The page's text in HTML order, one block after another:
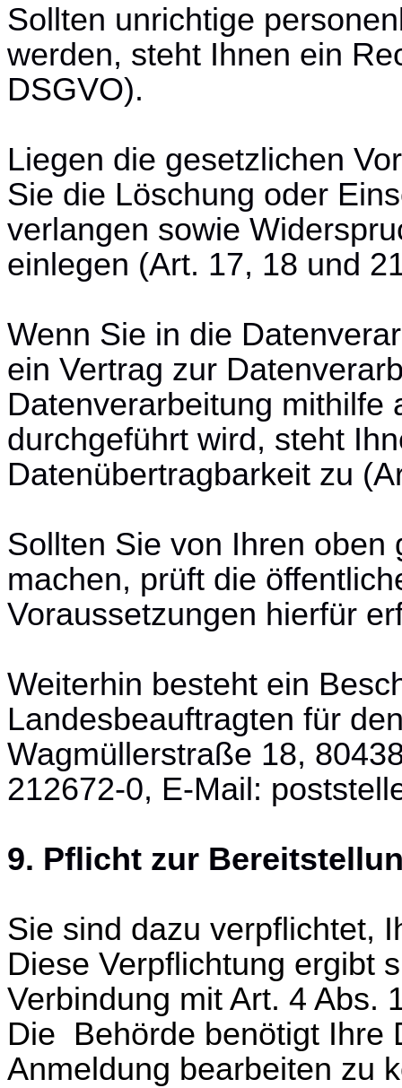
Sollten unrichtige
werden, steht Ihnen ein
DSGVO).
Liegen die gesetzlichen
Sie die Löschung oder
verlangen sowie
einlegen (Art. 17, 18 und
Wenn Sie in die
ein Vertrag zur
Datenverarbeitung mithilfe
durchgeführt wird, steht
Datenübertragbarkeit zu
Sollten Sie von Ihren
machen, prüft die
Voraussetzungen hierfür
Weiterhin besteht ein
Landesbeauftragten für
Wagmüllerstraße 18,
212672-0, E-Mail:
9. Pflicht zur
Sie sind dazu verpflichtet,
Diese Verpflichtung ergibt
Verbindung mit Art. 4 Abs.
Die Behörde benötigt Ihre
Anmeldung bearbeiten zu